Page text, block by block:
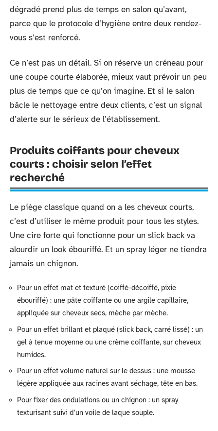
dégradé prend plus de temps en salon qu’avant,
parce que le protocole d’hygiène entre deux rendez-
vous s’est renforcé.
Ce n’est pas un détail. Si on réserve un créneau pour
une coupe courte élaborée, mieux vaut prévoir un peu
plus de temps que ce qu’on imagine. Et si le salon
bâcle le nettoyage entre deux clients, c’est un signal
d’alerte sur le sérieux de l’établissement.
Produits coiffants pour cheveux
courts : choisir selon l’effet
recherché
Le piège classique quand on a les cheveux courts,
c’est d’utiliser le même produit pour tous les styles.
Une cire forte qui fonctionne pour un slick back va
alourdir un look ébouriffé. Et un spray léger ne tiendra
jamais un chignon.
Pour un effet mat et texturé (coiffé-décoiffé, pixie
ébouriffé) : une pâte coiffante ou une argile capillaire,
appliquée sur cheveux secs, mèche par mèche.
Pour un effet brillant et plaqué (slick back, carré lissé) : un
gel à tenue moyenne ou une crème coiffante, sur cheveux
humides.
Pour un effet volume naturel sur le dessus : une mousse
légère appliquée aux racines avant séchage, tête en bas.
Pour fixer des ondulations ou un chignon : un spray
texturisant suivi d’un voile de laque souple.